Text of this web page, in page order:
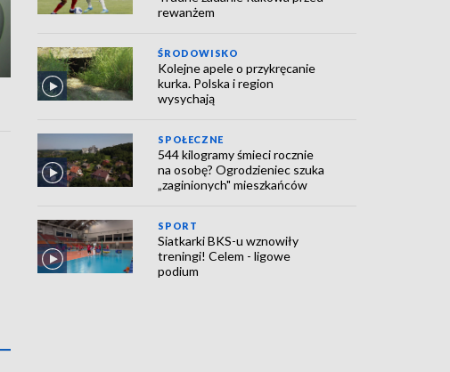
rewanżem
ŚRODOWISKO
Kolejne apele o przykręcanie
kurka. Polska i region
wysychają
SPOŁECZNE
544 kilogramy śmieci rocznie
na osobę? Ogrodzieniec szuka
„zaginionych" mieszkańców
SPORT
Siatkarki BKS-u wznowiły
treningi! Celem - ligowe
podium